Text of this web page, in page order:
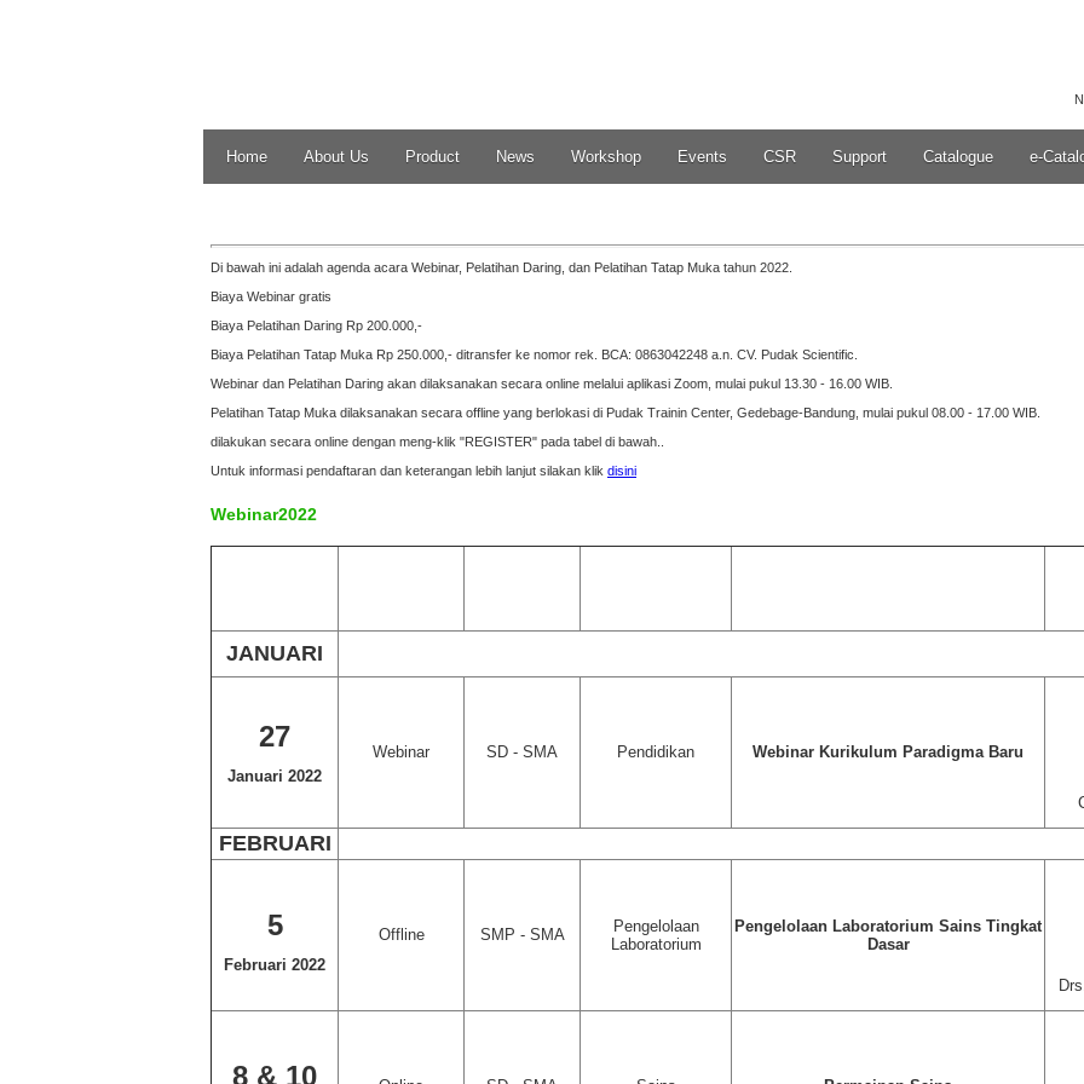
Home About Us Product News Workshop Events CSR Support Catalogue e-
Di bawah ini adalah agenda acara Webinar, Pelatihan Daring, dan Pelatihan Tatap Muka tahun 2022.
Biaya Webinar gratis
Biaya Pelatihan Daring Rp 200.000,-
Biaya Pelatihan Tatap Muka Rp 250.000,- ditransfer ke nomor rek. BCA: 0863042248 a.n. CV. Pudak Scientific.
Webinar dan Pelatihan Daring akan dilaksanakan secara online melalui aplikasi Zoom, mulai pukul 13.30 - 16.00 WIB.
Pelatihan Tatap Muka dilaksanakan secara offline yang berlokasi di Pudak Trainin Center, Gedebage-Bandung, mulai pukul 08.00 - 17.00 WIB.
dilakukan secara online dengan meng-klik "REGISTER" pada tabel di bawah..
Untuk informasi pendaftaran dan keterangan lebih lanjut silakan klik disini
Webinar2022
JANUARI
27
Januari 2022
Webinar SD - SMA Pendidikan Webinar Kurikulum Paradigma Baru
FEBRUARI
5
Februari 2022
Offline SMP - SMA
Pengelolaan
Laboratorium
Pengelolaan Laboratorium Sains Tingkat
Dasar
8 & 10